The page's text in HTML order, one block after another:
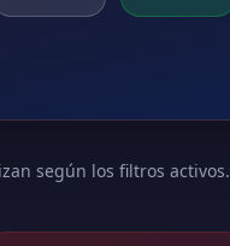
según los filtros activos.